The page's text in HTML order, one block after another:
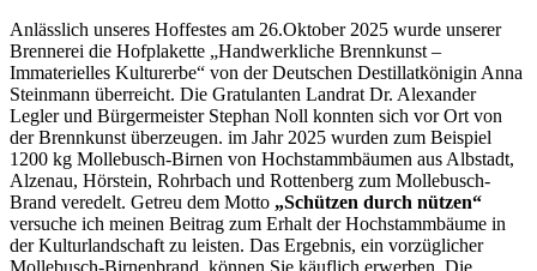
Anlässlich unseres Hoffestes am 26.Oktober 2025 wurde unserer
Brennerei die Hofplakette „Handwerkliche Brennkunst –
Immaterielles Kulturerbe“ von der Deutschen Destillatkönigin Anna
Steinmann überreicht. Die Gratulanten Landrat Dr. Alexander
Legler und Bürgermeister Stephan Noll konnten sich vor Ort von
der Brennkunst überzeugen. im Jahr 2025 wurden zum Beispiel
1200 kg Mollebusch-Birnen von Hochstammbäumen aus Albstadt,
Alzenau, Hörstein, Rohrbach und Rottenberg zum Mollebusch-
Brand veredelt. Getreu dem Motto „Schützen durch nützen“
versuche ich meinen Beitrag zum Erhalt der Hochstammbäume in
der Kulturlandschaft zu leisten. Das Ergebnis, ein vorzüglicher
Mollebusch-Birnenbrand, können Sie käuflich erwerben. Die